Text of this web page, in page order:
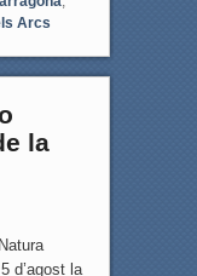
Arcs
la
d’agost la